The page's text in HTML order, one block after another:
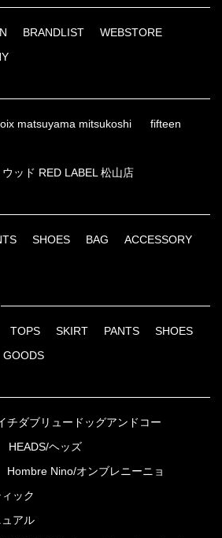
BRANDLIST WEBSTORE
matsuyama mitsukoshi fifteen
ッド RED LABEL 松山店
SHOES BAG ACCESSORY
TOPS SKIRT PANTS SHOES
GOODS
チダブリュードッグアンドコー
HEADS/ヘッズ
Hombre Nino/オンブレニーニョ
ック
アル